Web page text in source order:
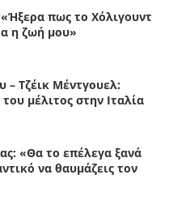
πως το Χόλιγουντ
η ζωή μου»
Τζέικ Μέντγουελ:
μέλιτος στην Ιταλία
«Θα το επέλεγα ξανά
να θαυμάζεις τον